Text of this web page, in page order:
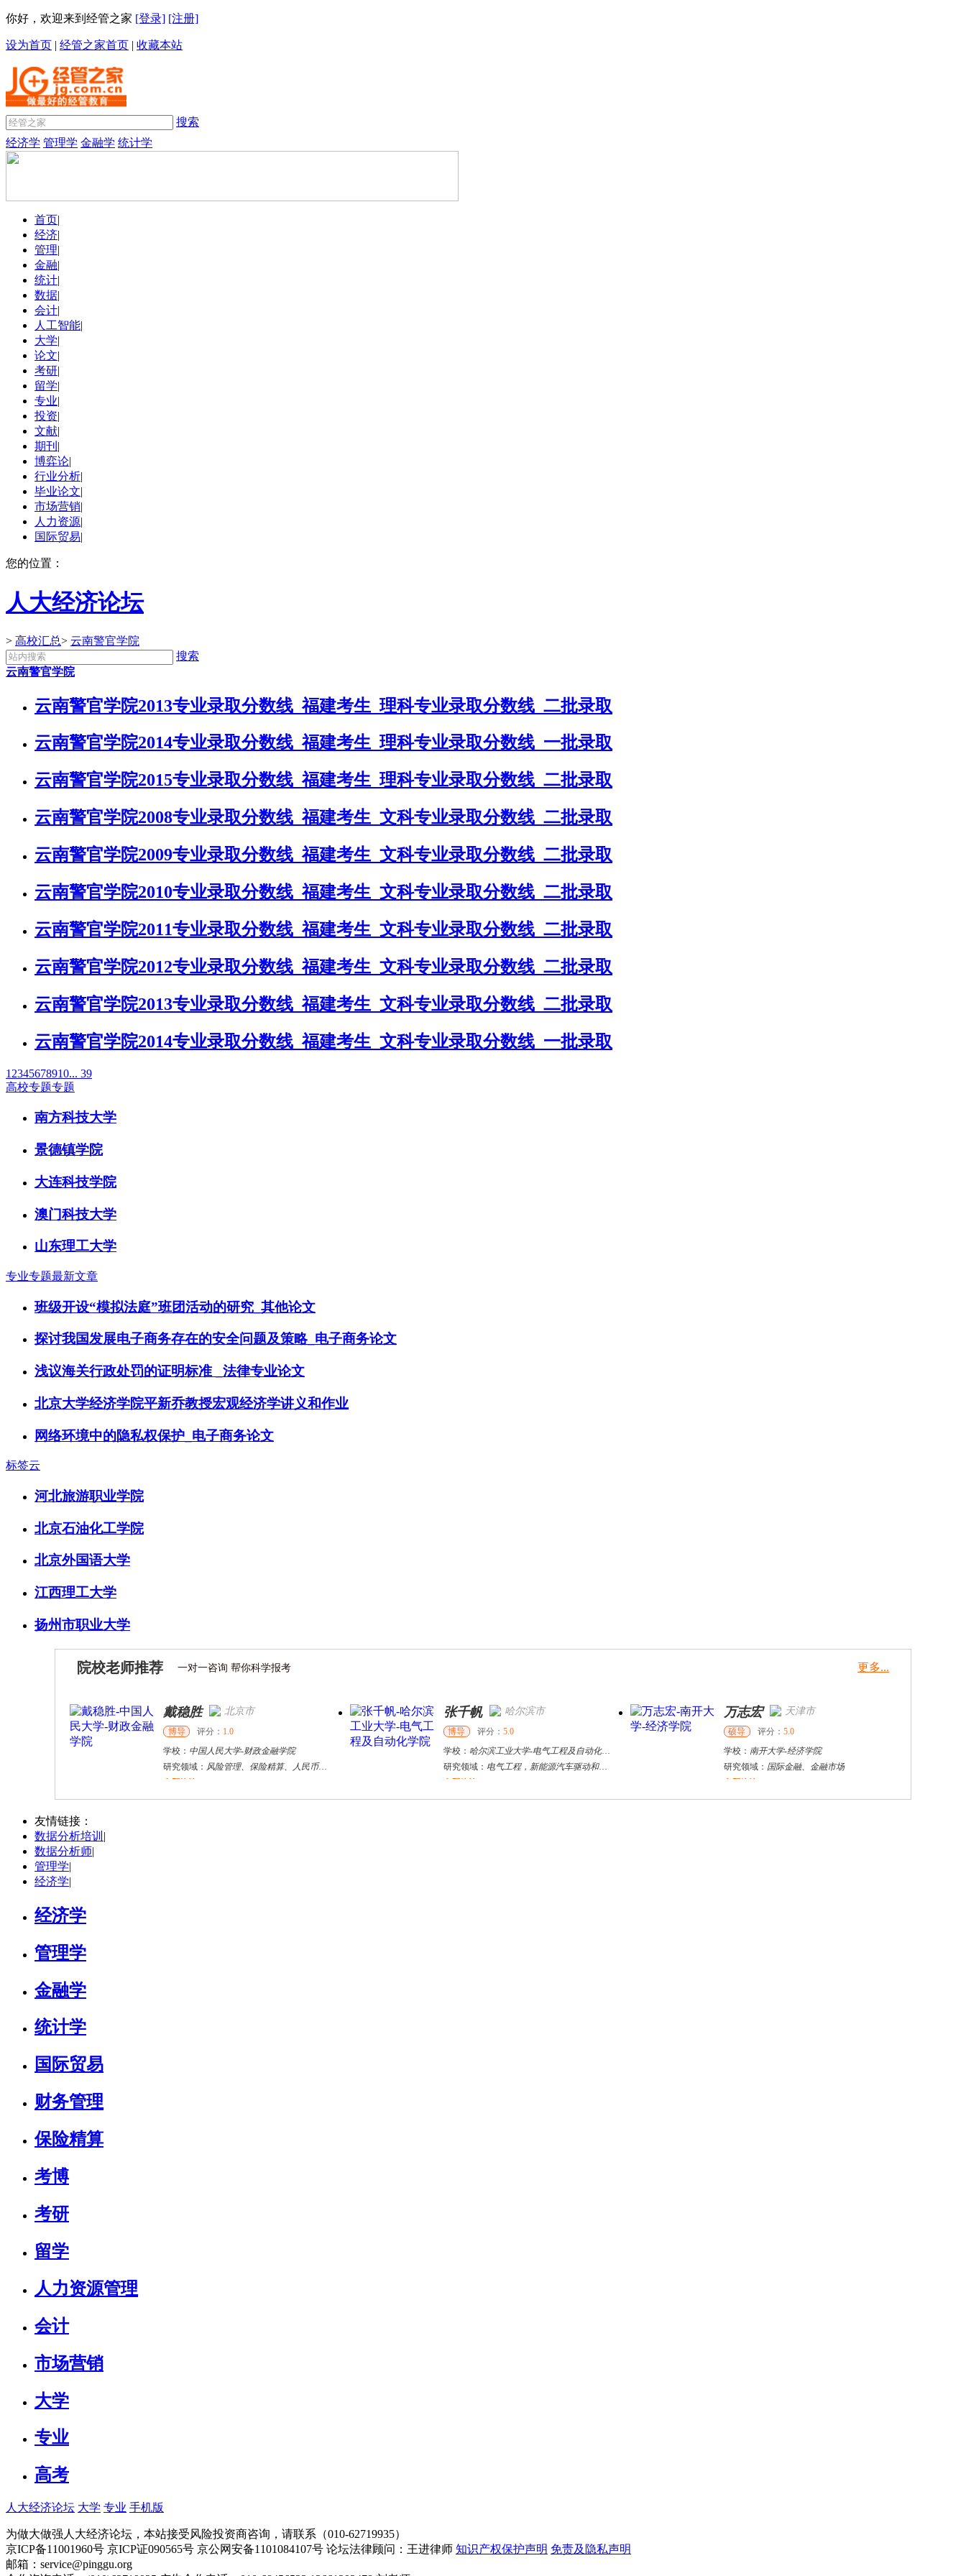
你好，欢迎来到经管之家 [登录] [注册]
设为首页 | 经管之家首页 | 收藏本站
搜索
经济学 管理学 金融学 统计学
首页|
经济|
管理|
金融|
统计|
数据|
会计|
人工智能|
大学|
论文|
考研|
留学|
专业|
投资|
文献|
期刊 |
博弈论|
行业分析|
毕业论文|
市场营销|
人力资源|
国际贸易|
您的位置：
人大经济论坛
> 高校汇总> 云南警官学院
搜索
云南警官学院
云南警官学院2013专业录取分数线_福建考生_理科专业录取分数线_二批录取
云南警官学院2014专业录取分数线_福建考生_理科专业录取分数线_一批录取
云南警官学院2015专业录取分数线_福建考生_理科专业录取分数线_二批录取
云南警官学院2008专业录取分数线_福建考生_文科专业录取分数线_二批录取
云南警官学院2009专业录取分数线_福建考生_文科专业录取分数线_二批录取
云南警官学院2010专业录取分数线_福建考生_文科专业录取分数线_二批录取
云南警官学院2011专业录取分数线_福建考生_文科专业录取分数线_二批录取
云南警官学院2012专业录取分数线_福建考生_文科专业录取分数线_二批录取
云南警官学院2013专业录取分数线_福建考生_文科专业录取分数线_二批录取
云南警官学院2014专业录取分数线_福建考生_文科专业录取分数线_一批录取
1 2345678910... 39
高校专题专题
南方科技大学
景德镇学院
大连科技学院
澳门科技大学
山东理工大学
专业专题最新文章
班级开设“模拟法庭”班团活动的研究_其他论文
探讨我国发展电子商务存在的安全问题及策略_电子商务论文
浅议海关行政处罚的证明标准 _法律专业论文
北京大学经济学院平新乔教授宏观经济学讲义和作业
网络环境中的隐私权保护_电子商务论文
标签云
河北旅游职业学院
北京石油化工学院
北京外国语大学
江西理工大学
扬州市职业大学
院校老师推荐 一对一咨询 帮你科学报考 更多...
戴稳胜 北京市
博导 评分： 1.0
学校： 中国人民大学-财政金融学院
研究领域： 风险管理、保险精算、人民币国际化
立即咨询
张千帆 哈尔滨市
博导 评分： 5.0
学校： 哈尔滨工业大学-电气工程及自动化学院
研究领域： 电气工程，新能源汽车驱动和充电
立即咨询
万志宏 天津市
硕导 评分： 5.0
学校： 南开大学-经济学院
研究领域： 国际金融、金融市场
立即咨询
陈传红 武汉市 何斌锋 苏州市 杜** 黄浦区
友情链接：
数据分析培训 |
数据分析师|
管理学|
经济学|
经济学
管理学
金融学
统计学
国际贸易
财务管理
保险精算
考博
考研
留学
人力资源管理
会计
市场营销
大学
专业
高考
人大经济论坛 大学 专业 手机版
为做大做强人大经济论坛，本站接受风险投资商咨询，请联系（010-62719935）
京ICP备11001960号 京ICP证090565号 京公网安备1101084107号 论坛法律顾问：王进律师 知识产权保护声明 免责及隐私声明
邮箱：service@pinggu.org